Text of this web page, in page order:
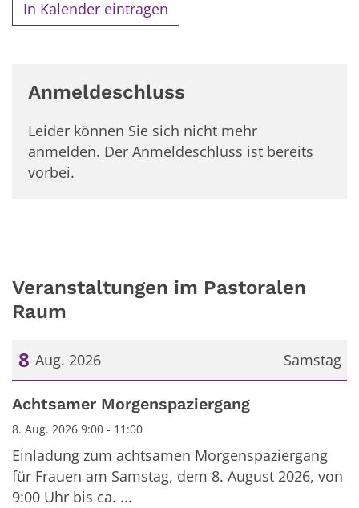
In Kalender eintragen
Anmeldeschluss
Leider können Sie sich nicht mehr
anmelden. Der Anmeldeschluss ist bereits
vorbei.
Veranstaltungen im Pastoralen
Raum
Samstag
8 Aug. 2026
Datum: 8. August 2026
Achtsamer Morgenspaziergang
8. Aug. 2026 9:00 - 11:00
Einladung zum achtsamen Morgenspaziergang
für Frauen am Samstag, dem 8. August 2026, von
9:00 Uhr bis ca. ...